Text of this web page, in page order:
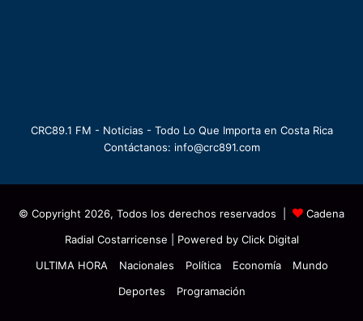
CRC89.1 FM - Noticias - Todo Lo Que Importa en Costa Rica
Contáctanos: info@crc891.com
© Copyright 2026, Todos los derechos reservados |
Cadena
Radial Costarricense | Powered by Click Digital
ULTIMA HORA
Nacionales Política Economía
Mundo
Deportes
Programación